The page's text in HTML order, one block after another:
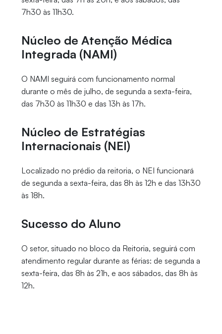
7h30 às 11h30.
Núcleo de Atenção Médica
Integrada (NAMI)
O NAMI seguirá com funcionamento normal
durante o mês de julho, de segunda a sexta-feira,
das 7h30 às 11h30 e das 13h às 17h.
Núcleo de Estratégias
Internacionais (NEI)
Localizado no prédio da reitoria, o NEI funcionará
de segunda a sexta-feira, das 8h às 12h e das 13h30
às 18h.
Sucesso do Aluno
O setor, situado no bloco da Reitoria, seguirá com
atendimento regular durante as férias: de segunda a
sexta-feira, das 8h às 21h, e aos sábados, das 8h às
12h.